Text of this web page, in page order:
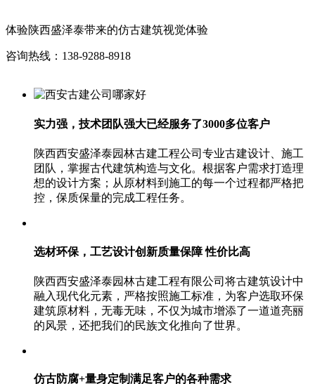
体验陕西盛泽泰带来的仿古建筑视觉体验
咨询热线：138-9288-8918
实力强，技术团队强大已经服务了3000多位客户
陕西西安盛泽泰园林古建工程公司专业古建设计、施工
团队，掌握古代建筑构造与文化。根据客户需求打造理
想的设计方案；从原材料到施工的每一个过程都严格把
控，保质保量的完成工程任务。
选材环保，工艺设计创新质量保障 性价比高
陕西西安盛泽泰园林古建工程有限公司将古建筑设计中
融入现代化元素，严格按照施工标准，为客户选取环保
建筑原材料，无毒无味，不仅为城市增添了一道道亮丽
的风景，还把我们的民族文化推向了世界。
仿古防腐+量身定制满足客户的各种需求